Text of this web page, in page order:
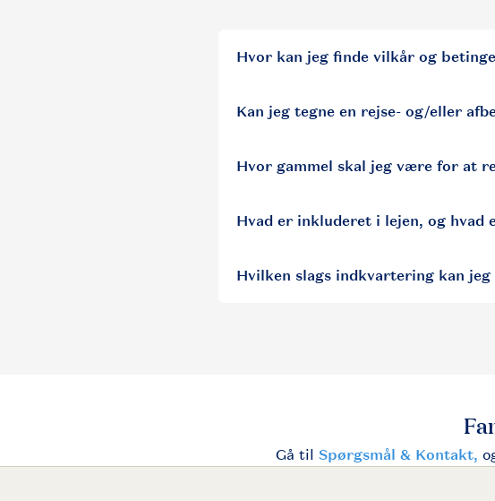
Hvor kan jeg finde vilkår og
Kan jeg tegne en rejse- og/eller
Hvor gammel skal jeg være for at
Hvad er inkluderet i lejen, og hvad
Hvilken slags indkvartering kan